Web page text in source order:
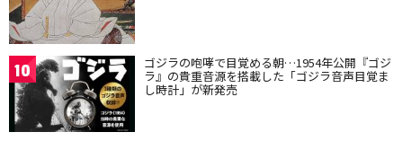
10 ゴジラの咆哮で目覚める朝…1954年公開『ゴジ
ラ』の貴重音源を搭載した「ゴジラ音声目覚ま
し時計」が新発売